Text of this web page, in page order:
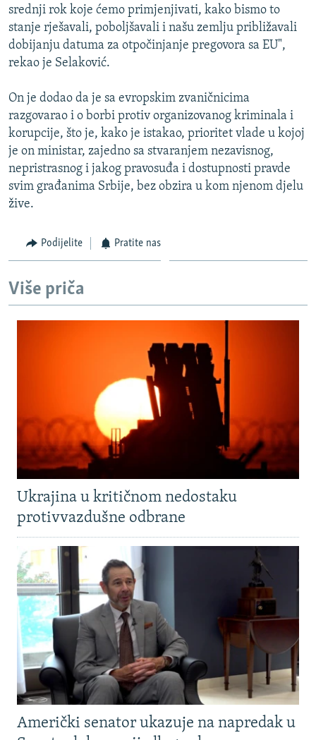
srednji rok koje ćemo primjenjivati, kako bismo to
stanje rješavali, poboljšavali i našu zemlju približavali
dobijanju datuma za otpočinjanje pregovora sa EU",
rekao je Selaković.
On je dodao da je sa evropskim zvaničnicima
razgovarao i o borbi protiv organizovanog kriminala i
korupcije, što je, kako je istakao, prioritet vlade u kojoj
je on ministar, zajedno sa stvaranjem nezavisnog,
nepristrasnog i jakog pravosuđa i dostupnosti pravde
svim građanima Srbije, bez obzira u kom njenom djelu
žive.
Podijelite Pratite nas
Više priča
Ukrajina u kritičnom nedostaku
protivvazdušne odbrane
Američki senator ukazuje na napredak u